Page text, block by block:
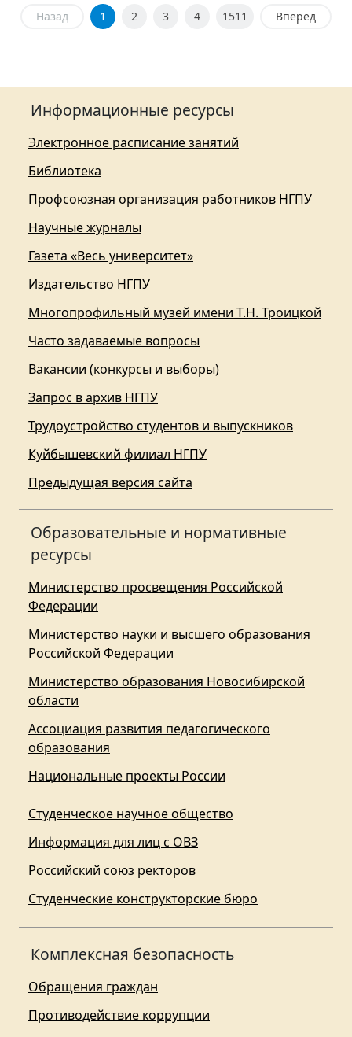
Назад 1 2 3 4 1511 Вперед
Информационные ресурсы
Электронное расписание занятий
Библиотека
Профсоюзная организация работников НГПУ
Научные журналы
Газета «Весь университет»
Издательство НГПУ
Многопрофильный музей имени Т.Н. Троицкой
Часто задаваемые вопросы
Вакансии (конкурсы и выборы)
Запрос в архив НГПУ
Трудоустройство студентов и выпускников
Куйбышевский филиал НГПУ
Предыдущая версия сайта
Образовательные и нормативные
ресурсы
Министерство просвещения Российской
Федерации
Министерство науки и высшего образования
Российской Федерации
Министерство образования Новосибирской
области
Ассоциация развития педагогического
образования
Национальные проекты России
Студенческое научное общество
Информация для лиц с ОВЗ
Российский союз ректоров
Студенческие конструкторские бюро
Комплексная безопасность
Обращения граждан
Противодействие коррупции